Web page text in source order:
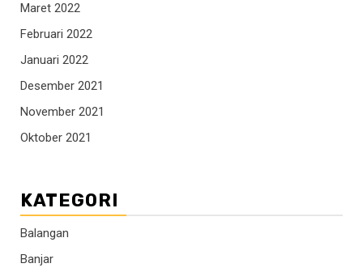
Maret 2022
Februari 2022
Januari 2022
Desember 2021
November 2021
Oktober 2021
KATEGORI
Balangan
Banjar